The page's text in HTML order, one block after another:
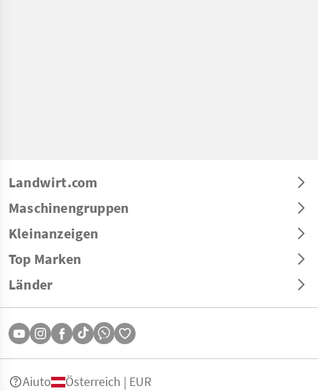
Landwirt.com
Maschinengruppen
Kleinanzeigen
Top Marken
Länder
Aiuto Österreich | EUR